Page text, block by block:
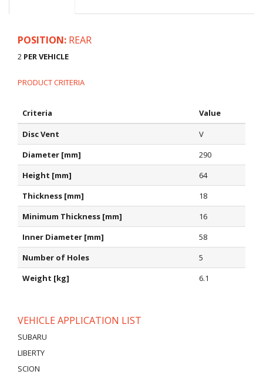
POSITION: REAR
2 PER VEHICLE
PRODUCT CRITERIA
Criteria
Value
Disc Vent
V
Diameter [mm]
290
Height [mm]
64
Thickness [mm]
18
Minimum Thickness [mm]
16
Inner Diameter [mm]
58
Number of Holes
5
Weight [kg]
6.1
VEHICLE APPLICATION LIST
SUBARU
LIBERTY
SCION